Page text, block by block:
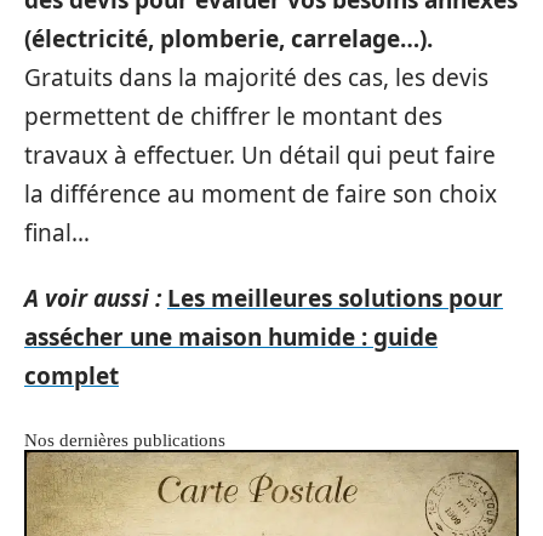
(électricité, plomberie, carrelage…).
Gratuits dans la majorité des cas, les devis
permettent de chiffrer le montant des
travaux à effectuer. Un détail qui peut faire
la différence au moment de faire son choix
final…
A voir aussi : Les meilleures solutions pour
assécher une maison humide : guide
complet
Nos dernières publications